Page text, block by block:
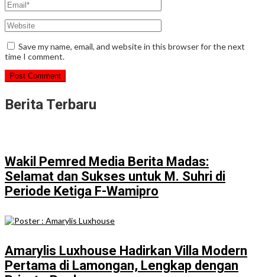
Save my name, email, and website in this browser for the next
time I comment.
Berita Terbaru
Wakil Pemred Media Berita Madas:
Selamat dan Sukses untuk M. Suhri di
Periode Ketiga F-Wamipro
⁠Amarylis Luxhouse Hadirkan Villa Modern
Pertama di Lamongan, Lengkap dengan